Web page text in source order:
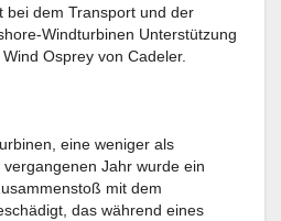
bei dem Transport und der
Windturbinen Unterstützung
Osprey von Cadeler.
eine weniger als
Jahr wurde ein
mit dem
das während eines